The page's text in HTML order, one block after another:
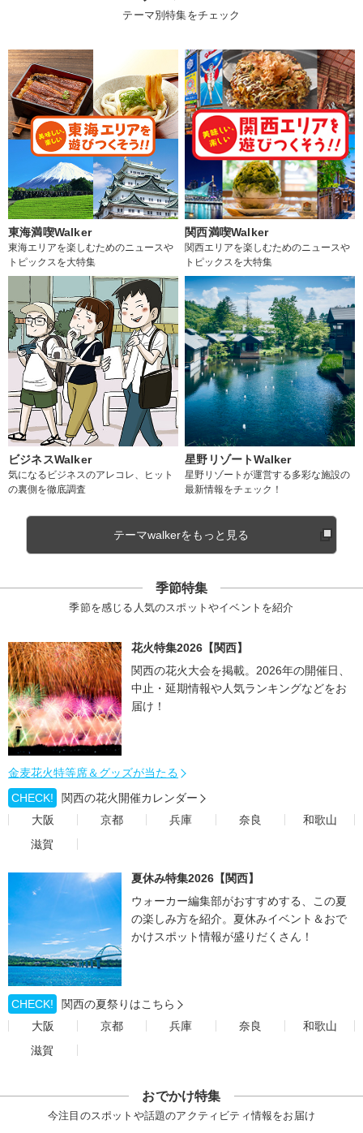
テーマ別特集をチェック
東海満喫Walker
東海エリアを楽しむためのニュースや
トピックスを大特集
関西満喫Walker
関西エリアを楽しむためのニュースや
トピックスを大特集
ビジネスWalker
気になるビジネスのアレコレ、ヒット
の裏側を徹底調査
星野リゾートWalker
星野リゾートが運営する多彩な施設の
最新情報をチェック！
テーマwalkerをもっと見る
季節特集
季節を感じる人気のスポットやイベントを紹介
花火特集2026【関西】
関西の花火大会を掲載。2026年の開催日、
中止・延期情報や人気ランキングなどをお
届け！
金麦花火特等席＆グッズが当たる
CHECK!
関西の花火開催カレンダー
大阪
京都 兵庫 奈良
和歌山
滋賀
夏休み特集2026【関西】
ウォーカー編集部がおすすめする、この夏
の楽しみ方を紹介。夏休みイベント＆おで
かけスポット情報が盛りだくさん！
CHECK!
関西の夏祭りはこちら
大阪
京都 兵庫 奈良
和歌山
滋賀
おでかけ特集
今注目のスポットや話題のアクティビティ情報をお届け